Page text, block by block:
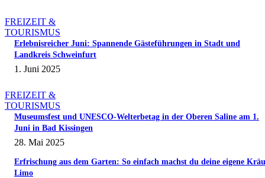
FREIZEIT &
TOURISMUS
Erlebnisreicher Juni: Spannende Gästeführungen in Stadt und
Landkreis Schweinfurt
1. Juni 2025
FREIZEIT &
TOURISMUS
Museumsfest und UNESCO-Welterbetag in der Oberen Saline am 1.
Juni in Bad Kissingen
28. Mai 2025
Erfrischung aus dem Garten: So einfach machst du deine eigene
Limo